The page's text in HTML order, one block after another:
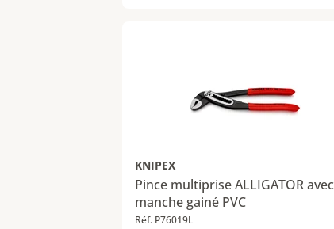
KNIPEX
Pince multiprise ALLIGATOR avec
manche gainé PVC
Réf. P76019L